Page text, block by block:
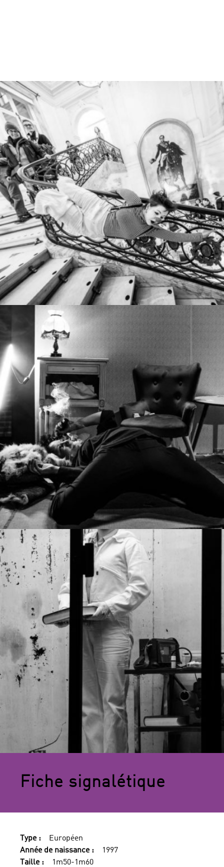
Fiche signalétique
Type :
Européen
Année de naissance :
1997
Taille :
1m50-1m60